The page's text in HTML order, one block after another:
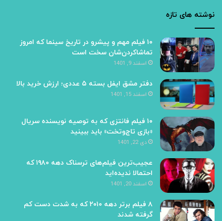
نوشته های تازه
۱۰ فیلم مهم و پیشرو در تاریخ سینما که امروز
تماشا‌کردن‌شان سخت است
اسفند 9, 1401
دفتر مشق ایفل بسته ۵ عددى؛ ارزش خرید بالا
اسفند 15, 1401
۱۰ فیلم فانتزی که به توصیه نویسنده‌ سریال
«بازی تاج‌و‌تخت» باید ببینید
دی 22, 1401
عجیب‌ترین فیلم‌های ترسناک دهه ۱۹۸۰ که
احتمالا ندیده‌اید
اسفند 20, 1401
۸ فیلم برتر دهه‌ ۲۰۱۰ که به شدت دست کم
گرفته شدند